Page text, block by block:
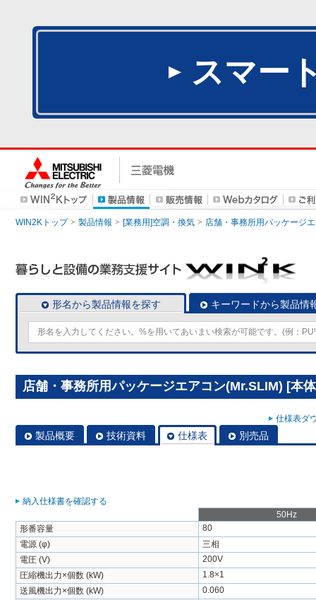
スマー
WIN2Kトップ 製品情報 [業務用]空調・換気 店舗・事務所用パッケージ
形名から製品情報を探す キーワードから製品情
店舗・事務所用パッケージエアコン(Mr.SLIM) [本
仕様表ダ
製品概要 技術資料 仕様表 別売品
納入仕様書を確認する
50Hz
形番容量
80
電源 (φ)
三相
電圧 (V)
200V
圧縮機出力×個数 (kW)
1.8×1
送風機出力×個数 (kW)
0.060